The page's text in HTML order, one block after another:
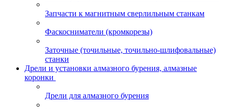
Запчасти к магнитным сверлильным станкам
Фаскосниматели (кромкорезы)
Заточные (точильные, точильно-шлифовальные)
станки
Дрели и установки алмазного бурения, алмазные
коронки
Дрели для алмазного бурения